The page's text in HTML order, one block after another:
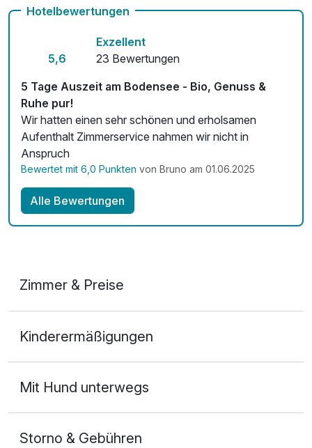
Hotelbewertungen
5,6
Exzellent
23 Bewertungen
5 Tage Auszeit am Bodensee - Bio, Genuss &
Ruhe pur!
Wir hatten einen sehr schönen und erholsamen
Aufenthalt Zimmerservice nahmen wir nicht in
Anspruch
Bewertet mit 6,0 Punkten von Bruno am 01.06.2025
Alle Bewertungen
Zimmer & Preise
2 Erwachsene
Kinderermäßigungen
Mit Hund unterwegs
Storno & Gebühren